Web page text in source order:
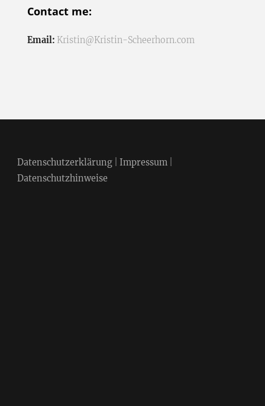
Contact me:
Email: Kristin@Kristin-Scheerhorn.com
Datenschutzerklärung| Impressum|
Datenschutzhinweise